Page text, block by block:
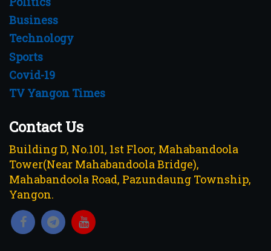
Business
Technology
Sports
Covid-19
TV Yangon Times
Contact Us
Building D, No.101, 1st Floor, Mahabandoola
Tower(Near Mahabandoola Bridge),
Mahabandoola Road, Pazundaung Township,
Yangon.